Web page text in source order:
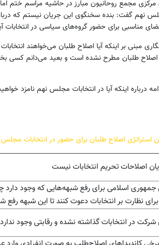
مجمع روحانیون مبارز در حاشیه مراسم ختم
نهم گفت: بنده سخنگوی این جریان نیستم که
مناسبی برای حضور گروه‌های سیاسی در انتخابات
مبنی بر اینکه آیا اصلاح طلبان می‌خواهند انتخابات
طلبان مطرح نشده است و بعید می‌دانم کسی
درباره اینکه آیا در انتخابات مجلس نهم نامزد
استراتژی اصلاح طلبان برای حضور در انتخابات مجلس
اصلاحات ‌تحریم انتخابات نیست
جمهوری اسلامی برای رفع شبهه‌هایی که وجود
نظارت بر انتخابات دعوت کنند تا این شبهه رفع
در انتخابات گذاشته نشده ‌و رقابتی وجود ندارد